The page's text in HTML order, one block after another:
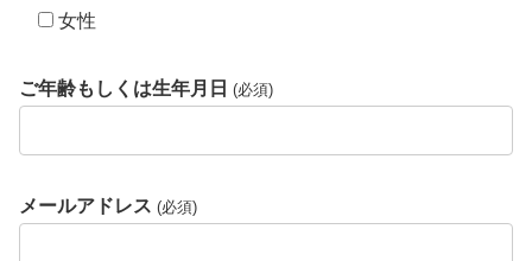
女性
ご年齢もしくは生年月日 (必須)
メールアドレス (必須)